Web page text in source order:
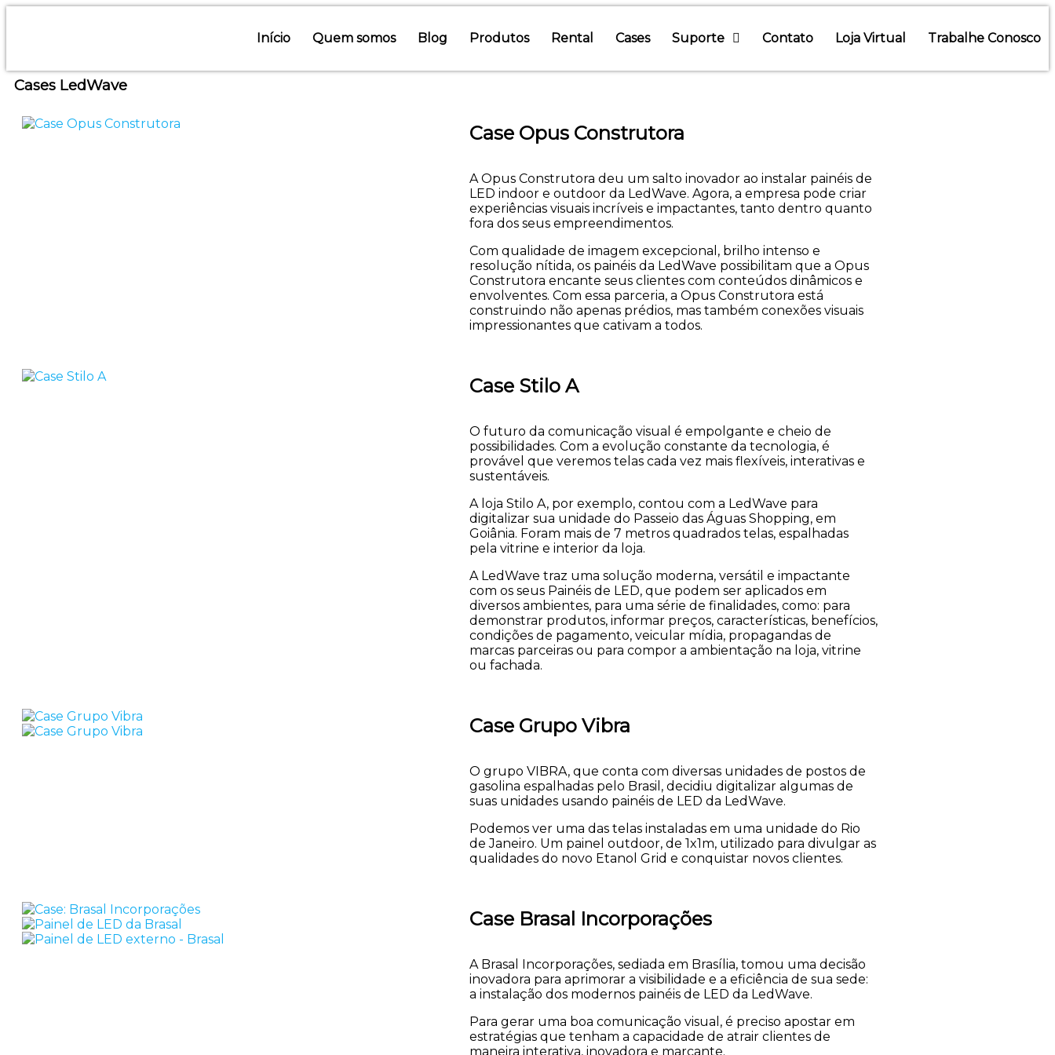
Início Quem somos Blog Produtos Rental Cases Suporte Contato Loja Virtual Trabalhe Conosco
Cases LedWave
Case Opus Construtora
A Opus Construtora deu um salto inovador ao instalar painéis de
LED indoor e outdoor da LedWave. Agora, a empresa pode criar
experiências visuais incríveis e impactantes, tanto dentro quanto
fora dos seus empreendimentos.
Com qualidade de imagem excepcional, brilho intenso e
resolução nítida, os painéis da LedWave possibilitam que a Opus
Construtora encante seus clientes com conteúdos dinâmicos e
envolventes. Com essa parceria, a Opus Construtora está
construindo não apenas prédios, mas também conexões visuais
impressionantes que cativam a todos.
Case Stilo A
O futuro da comunicação visual é empolgante e cheio de
possibilidades. Com a evolução constante da tecnologia, é
provável que veremos telas cada vez mais flexíveis, interativas e
sustentáveis.
A loja Stilo A, por exemplo, contou com a LedWave para
digitalizar sua unidade do Passeio das Águas Shopping, em
Goiânia. Foram mais de 7 metros quadrados telas, espalhadas
pela vitrine e interior da loja.
A LedWave traz uma solução moderna, versátil e impactante
com os seus Painéis de LED, que podem ser aplicados em
diversos ambientes, para uma série de finalidades, como: para
demonstrar produtos, informar preços, características, benefícios,
condições de pagamento, veicular mídia, propagandas de
marcas parceiras ou para compor a ambientação na loja, vitrine
ou fachada.
Case Grupo Vibra
O grupo VIBRA, que conta com diversas unidades de postos de
gasolina espalhadas pelo Brasil, decidiu digitalizar algumas de
suas unidades usando painéis de LED da LedWave.
Podemos ver uma das telas instaladas em uma unidade do Rio
de Janeiro. Um painel outdoor, de 1x1m, utilizado para divulgar as
qualidades do novo Etanol Grid e conquistar novos clientes.
Case Brasal Incorporações
A Brasal Incorporações, sediada em Brasília, tomou uma decisão
inovadora para aprimorar a visibilidade e a eficiência de sua sede:
a instalação dos modernos painéis de LED da LedWave.
Para gerar uma boa comunicação visual, é preciso apostar em
estratégias que tenham a capacidade de atrair clientes de
maneira interativa, inovadora e marcante.